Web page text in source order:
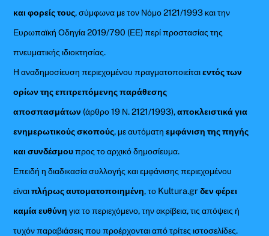
και φορείς τους, σύμφωνα με τον Νόμο 2121/1993 και την
Ευρωπαϊκή Οδηγία 2019/790 (ΕΕ) περί προστασίας της
πνευματικής ιδιοκτησίας.
Η αναδημοσίευση περιεχομένου πραγματοποιείταιεντός των
ορίων της επιτρεπόμενης παράθεσης
αποσπασμάτων (άρθρο 19 Ν. 2121/1993),αποκλειστικά για
ενημερωτικούς σκοπούς, με αυτόματηεμφάνιση της πηγής
και συνδέσμουπρος το αρχικό δημοσίευμα.
Επειδή η διαδικασία συλλογής και εμφάνισης περιεχομένου
είναιπλήρως αυτοματοποιημένη, το Kultura.grδεν φέρει
καμία ευθύνη για το περιεχόμενο, την ακρίβεια, τις απόψεις ή
τυχόν παραβιάσεις που προέρχονται από τρίτες ιστοσελίδες.